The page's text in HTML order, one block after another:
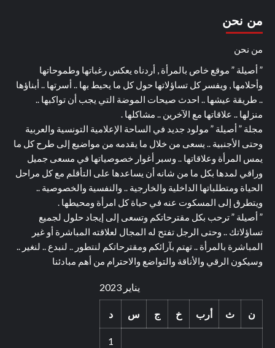
من نحن
من نحن
” أصيلة ” موقع خاص بالمرأة , أردناه يعكس رغباتها وطموحاتها
وأحلامها , ويفسر كل تساؤلاتها حول كل ما يحيط بها .. أسرتها .. أبناؤها
.. طريقة عيشها .. احدث صيحات الموضة التي يجب أن تواكبها ..
منزلها .. علاقاتها مع الآخرين .. مشاكلها .
مجلة ” أصيلة ” مولود جديد في الساحة الإعلامية التونسية والعربية
وحتى الأجنبية .. يسعى من خلال ما يقدمه من مواضيع إلى طرح كل ما
يمس المرأة وعلاقاتها .. وسبر أغوار خصوصياتها في مسعى جميل
وراقي لمدها بكل ما من شانه أن يساعدها على التأقلم مع كل مراحل
الحياة ومتطلباتها الداخلية والخارجية .. والنفسية والخصوصية ..
ويتطرق إلى المسكوت عنه في حياة كل امرأة ومحيطها .
” أصيلة ” ترحب بكل مقترحاتكم وتسعى إلى إيجاد حلول لجميع
تساؤلاتك .. وحتى الرجل تفتح له المجال لعلاقته المباشرة أو غير
المباشرة بالمرأة .. تهتم بآرائكم ومقترحاتكم لنتطور .. لنبدع .. لنغير ..
وسيكون الرقي والأناقة والتواضع والاحترام من أهم مبادئنا
يناير 2023
ن ث أرب خ ج س د
1